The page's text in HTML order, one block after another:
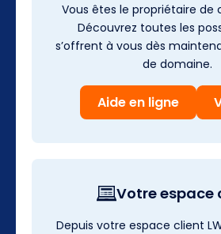
Vous êtes le propriétaire de
Découvrez toutes les
s’offrent à vous dès
de domaine.
Aide en ligne
Votre espace
Depuis votre espace client